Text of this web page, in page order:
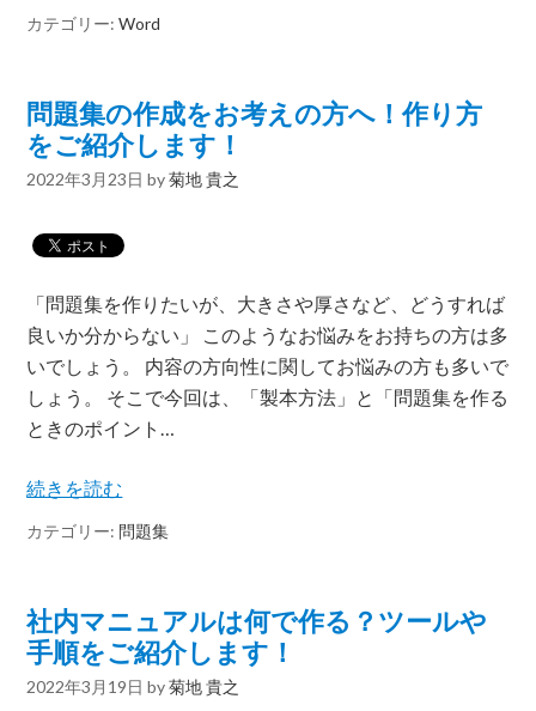
カテゴリー:Word
問題集の作成をお考えの方へ！作り方
をご紹介します！
2022年3月23日 by菊地 貴之
「問題集を作りたいが、大きさや厚さなど、どうすれば
良いか分からない」 このようなお悩みをお持ちの方は多
いでしょう。 内容の方向性に関してお悩みの方も多いで
しょう。 そこで今回は、「製本方法」と「問題集を作る
ときのポイント…
続きを読む
カテゴリー: 問題集
社内マニュアルは何で作る？ツールや
手順をご紹介します！
2022年3月19日 by菊地 貴之